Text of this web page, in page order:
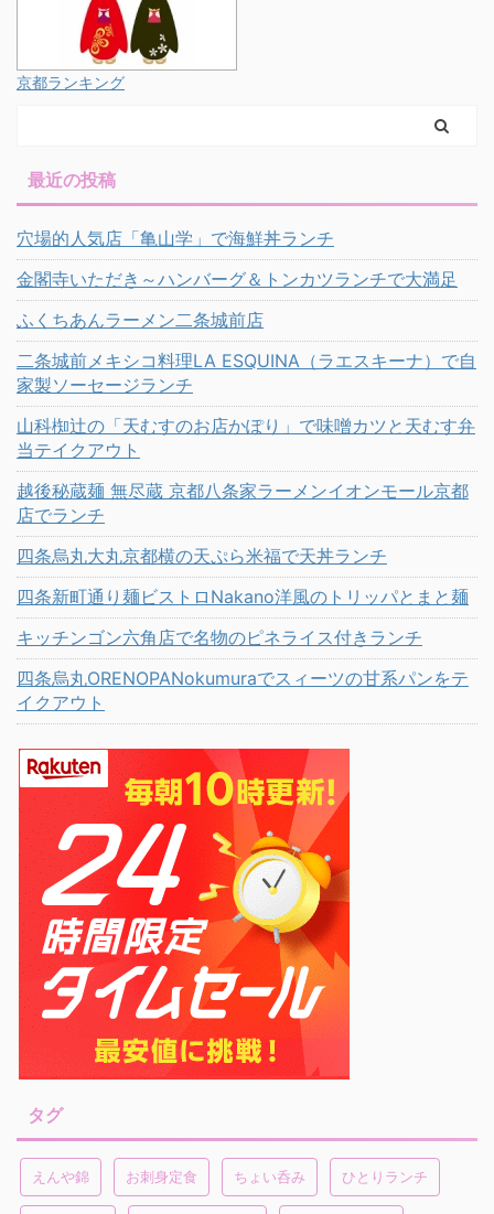
京都ランキング
最近の投稿
穴場的人気店「亀山学」で海鮮丼ランチ
金閣寺いただき～ハンバーグ＆トンカツランチで大満足
ふくちあんラーメン二条城前店
二条城前メキシコ料理LA ESQUINA（ラエスキーナ）で自
家製ソーセージランチ
山科椥辻の「天むすのお店かぽり」で味噌カツと天むす弁
当テイクアウト
越後秘蔵麺 無尽蔵 京都八条家ラーメンイオンモール京都
店でランチ
四条烏丸大丸京都横の天ぷら米福で天丼ランチ
四条新町通り麺ビストロNakano洋風のトリッパとまと麺
キッチンゴン六角店で名物のピネライス付きランチ
四条烏丸ORENOPANokumuraでスィーツの甘系パンをテ
イクアウト
タグ
えんや錦 お刺身定食 ちょい呑み ひとりランチ